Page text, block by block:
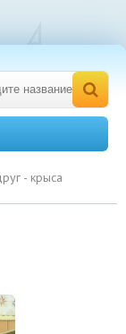
- крыса